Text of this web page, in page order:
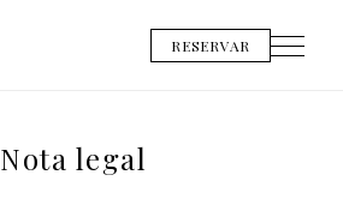
RESERVAR
Nota legal